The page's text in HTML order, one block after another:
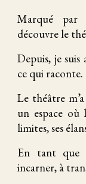
Marqué par
découvre le
Depuis, je
ce qui raconte.
Le théâtre
un espace où
limites, ses
En tant que
incarner, à